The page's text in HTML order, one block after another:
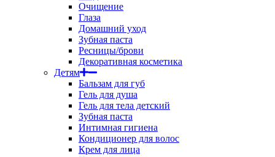
Очищение
Глаза
Домашний уход
Зубная паста
Ресницы/брови
Декоративная косметика
Детям
Бальзам для губ
Гель для душа
Гель для тела детский
Зубная паста
Интимная гигиена
Кондиционер для волос
Крем для лица